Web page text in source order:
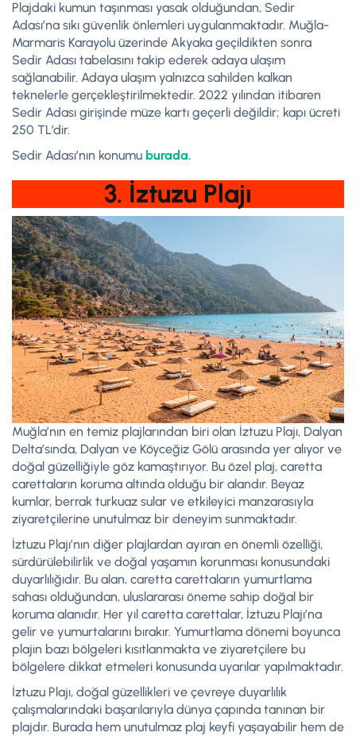
Plajdaki kumun taşınması yasak olduğundan, Sedir
Adası’na sıkı güvenlik önlemleri uygulanmaktadır. Muğla-
Marmaris Karayolu üzerinde Akyaka geçildikten sonra
Sedir Adası tabelasını takip ederek adaya ulaşım
sağlanabilir. Adaya ulaşım yalnızca sahilden kalkan
teknelerle gerçekleştirilmektedir. 2022 yılından itibaren
Sedir Adası girişinde müze kartı geçerli değildir; kapı ücreti
250 TL’dir.
Sedir Adası’nın konumu burada.
3. İztuzu Plajı
Muğla’nın en temiz plajlarından biri olan İztuzu Plajı, Dalyan
Delta’sında, Dalyan ve Köyceğiz Gölü arasında yer alıyor ve
doğal güzelliğiyle göz kamaştırıyor. Bu özel plaj, caretta
carettaların koruma altında olduğu bir alandır. Beyaz
kumlar, berrak turkuaz sular ve etkileyici manzarasıyla
ziyaretçilerine unutulmaz bir deneyim sunmaktadır.
İztuzu Plajı’nın diğer plajlardan ayıran en önemli özelliği,
sürdürülebilirlik ve doğal yaşamın korunması konusundaki
duyarlılığıdır. Bu alan, caretta carettaların yumurtlama
sahası olduğundan, uluslararası öneme sahip doğal bir
koruma alanıdır. Her yıl caretta carettalar, İztuzu Plajı’na
gelir ve yumurtalarını bırakır. Yumurtlama dönemi boyunca
plajın bazı bölgeleri kısıtlanmakta ve ziyaretçilere bu
bölgelere dikkat etmeleri konusunda uyarılar yapılmaktadır.
İztuzu Plajı, doğal güzellikleri ve çevreye duyarlılık
çalışmalarındaki başarılarıyla dünya çapında tanınan bir
plajdır. Burada hem unutulmaz plaj keyfi yaşayabilir hem de